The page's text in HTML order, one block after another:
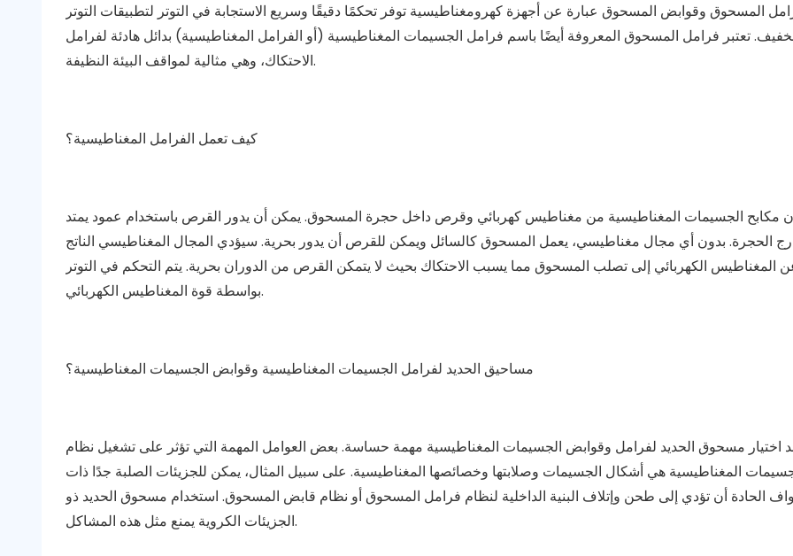
المسحوق وقوابض المسحوق عبارة عن أجهزة كهرومغناطيسية توفر تحكمًا دقيقًا وسريع الاستجابة في التوتر لتطبيقات التوتر
تعتبر فرامل المسحوق المعروفة أيضًا باسم فرامل الجسيمات المغناطيسية (أو الفرامل المغناطيسية) بدائل هادئة لفرامل
الاحتكاك، وهي مثالية لمواقف البيئة النظيفة.
كيف تعمل الفرامل المغناطيسية؟
مكابح الجسيمات المغناطيسية من مغناطيس كهربائي وقرص داخل حجرة المسحوق. يمكن أن يدور القرص باستخدام عمود يمتد
الحجرة. بدون أي مجال مغناطيسي، يعمل المسحوق كالسائل ويمكن للقرص أن يدور بحرية. سيؤدي المجال المغناطيسي الناتج
المغناطيس الكهربائي إلى تصلب المسحوق مما يسبب الاحتكاك بحيث لا يتمكن القرص من الدوران بحرية. يتم التحكم في التوتر
بواسطة قوة المغناطيس الكهربائي.
مساحيق الحديد لفرامل الجسيمات المغناطيسية وقوابض الجسيمات المغناطيسية؟
اختيار مسحوق الحديد لفرامل وقوابض الجسيمات المغناطيسية مهمة حساسة. بعض العوامل المهمة التي تؤثر على تشغيل نظام
المغناطيسية هي أشكال الجسيمات وصلابتها وخصائصها المغناطيسية. على سبيل المثال، يمكن للجزيئات الصلبة جدًا ذات
الحادة أن تؤدي إلى طحن وإتلاف البنية الداخلية لنظام فرامل المسحوق أو نظام قابض المسحوق. استخدام مسحوق الحديد ذو
الجزيئات الكروية يمنع مثل هذه المشاكل.